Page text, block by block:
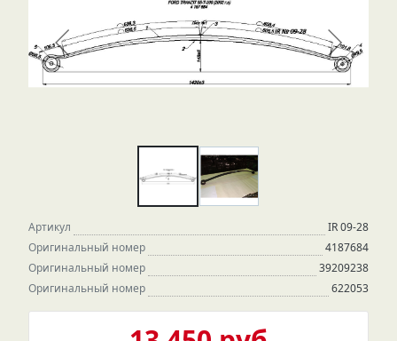
Артикул
IR 09-28
Оригинальный номер
4187684
Оригинальный номер
39209238
Оригинальный номер
622053